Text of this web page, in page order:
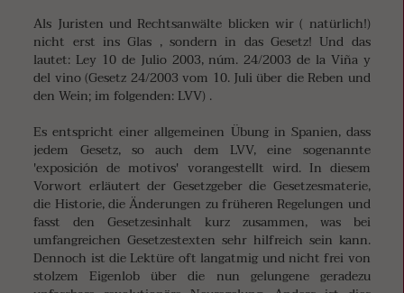
Als Juristen und Rechtsanwälte blicken wir ( natürlich!)
nicht erst ins Glas , sondern in das Gesetz! Und das
lautet: Ley 10 de Julio 2003, núm. 24/2003 de la Viña y
del vino (Gesetz 24/2003 vom 10. Juli über die Reben und
den Wein; im folgenden: LVV) .
Es entspricht einer allgemeinen Übung in Spanien, dass
jedem Gesetz, so auch dem LVV, eine sogenannte
'exposición de motivos' vorangestellt wird. In diesem
Vorwort erläutert der Gesetzgeber die Gesetzesmaterie,
die Historie, die Änderungen zu früheren Regelungen und
fasst den Gesetzesinhalt kurz zusammen, was bei
umfangreichen Gesetzestexten sehr hilfreich sein kann.
Dennoch ist die Lektüre oft langatmig und nicht frei von
stolzem Eigenlob über die nun gelungene geradezu